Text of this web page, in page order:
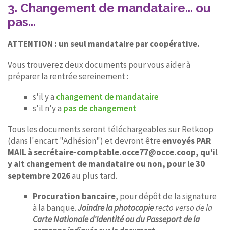
3. Changement de mandataire... ou
pas...
ATTENTION : un seul mandataire par coopérative.
Vous trouverez deux documents pour vous aider à
préparer la rentrée sereinement :
s'il y a changement de mandataire
s'il n'y a pas de changement
Tous les documents seront téléchargeables sur Retkoop
(dans l'encart "Adhésion") et devront êtreenvoyés PAR
MAIL à secrétaire-comptable.occe77@occe.coop, qu'il
y ait changement de mandataire ou non, pour le 30
septembre 2026au plus tard.
Procuration bancaire, pour dépôt de la signature
à la banque.Joindre la photocopierecto verso de la
Carte Nationale d'Identité ou du Passeport de la